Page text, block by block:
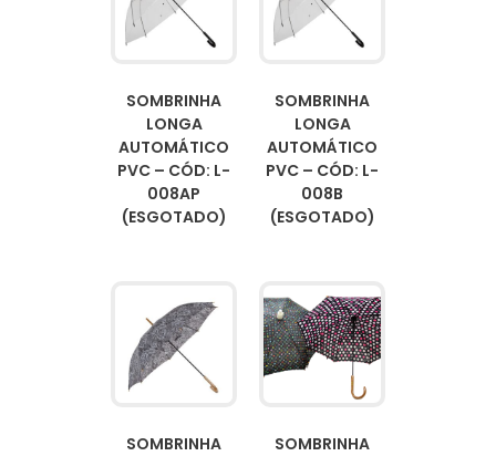
SOMBRINHA
LONGA
AUTOMÁTICO
PVC – CÓD: L-
008AP
(ESGOTADO)
SOMBRINHA
LONGA
AUTOMÁTICO
PVC – CÓD: L-
008B
(ESGOTADO)
SOMBRINHA
SOMBRINHA